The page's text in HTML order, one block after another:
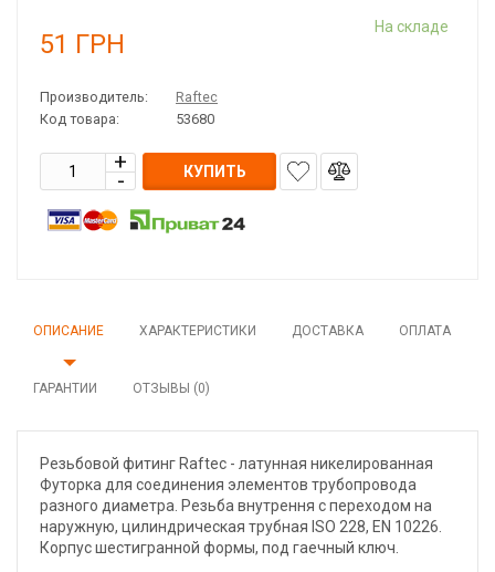
51 ГРН
На складе
Производитель:
Raftec
Код товара:
53680
КУПИТЬ
ОПИСАНИЕ ХАРАКТЕРИСТИКИ ДОСТАВКА ОПЛАТА
ГАРАНТИИ ОТЗЫВЫ (0)
Резьбовой фитинг Raftec - латунная никелированная
Футорка для соединения элементов трубопровода
разного диаметра. Резьба внутрення с переходом на
наружную, цилиндрическая трубная ISO 228, EN 10226.
Корпус шестигранной формы, под гаечный ключ.